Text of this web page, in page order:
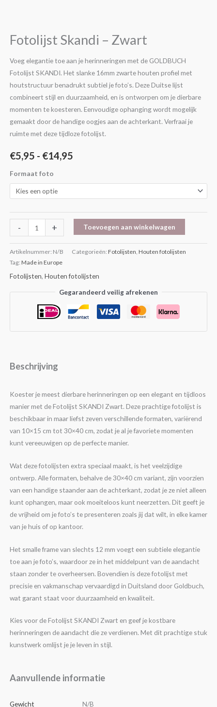
Fotolijst Skandi – Zwart
Voeg elegantie toe aan je herinneringen met de GOLDBUCH
Fotolijst SKANDI. Het slanke 16mm zwarte houten profiel met
houtstructuur benadrukt subtiel je foto’s. Deze Duitse lijst
combineert stijl en duurzaamheid, en is ontworpen om je dierbare
momenten te koesteren. Eenvoudige ophanging wordt mogelijk
gemaakt door de handige oogjes aan de achterkant. Verfraai je
ruimte met deze tijdloze fotolijst.
€5,95 - €14,95
€14,95
Formaat foto
- + Toevoegen aan winkelwagen
Artikelnummer: N/B Categorieën: Fotolijsten, Houten fotolijsten
Tag: Made in Europe
Fotolijsten, Houten fotolijsten
Gegarandeerd veilig afrekenen
Beschrijving
Koester je meest dierbare herinneringen op een elegant en tijdloos
manier met de Fotolijst SKANDI Zwart. Deze prachtige fotolijst is
beschikbaar in maar liefst zeven verschillende formaten, variërend
van 10×15 cm tot 30×40 cm, zodat je al je favoriete momenten
kunt vereeuwigen op de perfecte manier.
Wat deze fotolijsten extra speciaal maakt, is het veelzijdige
ontwerp. Alle formaten, behalve de 30×40 cm variant, zijn voorzien
van een handige staander aan de achterkant, zodat je ze niet alleen
kunt ophangen, maar ook moeiteloos kunt neerzetten. Dit geeft je
de vrijheid om je foto’s te presenteren zoals jij dat wilt, in elke kamer
van je huis of op kantoor.
Het smalle frame van slechts 12 mm voegt een subtiele elegantie
toe aan je foto’s, waardoor ze in het middelpunt van de aandacht
staan zonder te overheersen. Bovendien is deze fotolijst met
precisie en vakmanschap vervaardigd in Duitsland door Goldbuch,
wat garant staat voor duurzaamheid en kwaliteit.
Kies voor de Fotolijst SKANDI Zwart en geef je kostbare
herinneringen de aandacht die ze verdienen. Met dit prachtige stuk
kunstwerk omlijst je je leven in stijl.
Aanvullende informatie
Gewicht N/B